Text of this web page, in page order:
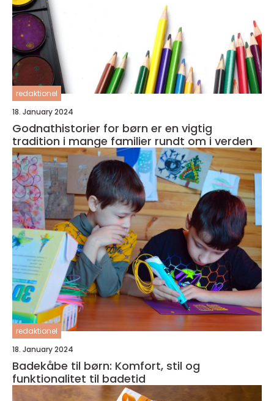
redaktionel
18. January 2024
Godnathistorier for børn er en vigtig
tradition i mange familier rundt om i verden
redaktionel
18. January 2024
Badekåbe til børn: Komfort, stil og
funktionalitet til badetid